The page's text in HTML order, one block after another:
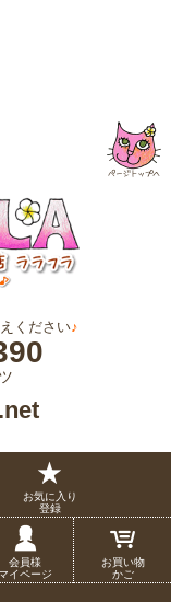
ください♪
お気に入り
登録
会員様
イページ
お買い物
かご